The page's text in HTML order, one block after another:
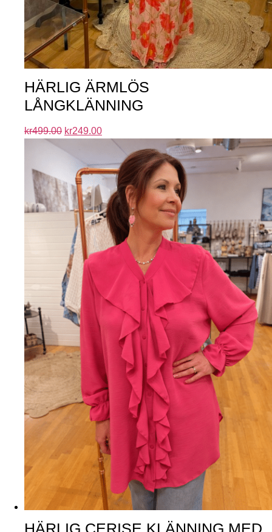
HÄRLIG ÄRMLÖS
LÅNGKLÄNNING
kr499.00 kr249.00
HÄRLIG CERISE KLÄNNING MED